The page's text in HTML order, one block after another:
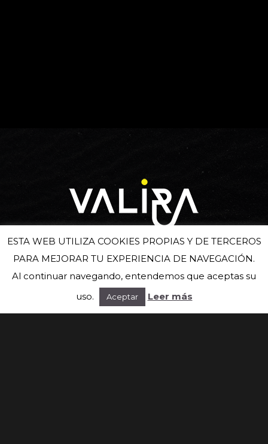
Suscríbete a nuestra newsletter
ESTA WEB UTILIZA COOKIES PROPIAS Y DE TERCEROS
PARA MEJORAR TU EXPERIENCIA DE NAVEGACIÓN.
Al continuar navegando, entendemos que aceptas su
uso.
Aceptar Leer más